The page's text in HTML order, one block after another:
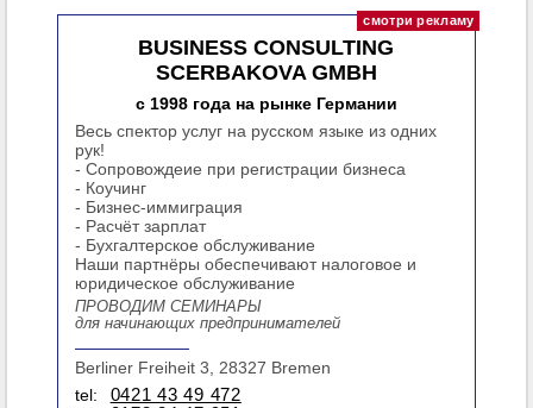
BUSINESS CONSULTING
SCERBAKOVA GMBH
с 1998 года на рынке Германии
Весь спектор услуг на русском языке из одних
рук!
- Сопровождеие при регистрации бизнеса
- Коучинг
- Бизнес-иммиграция
- Расчёт зарплат
- Бухгалтерское обслуживание
Наши партнёры обеспечивают налоговое и
юридическое обслуживание
ПРОВОДИМ СЕМИНАРЫ
для начинающих предпринимателей
Berliner Freiheit 3, 28327 Bremen
tel:
0421 43 49 472